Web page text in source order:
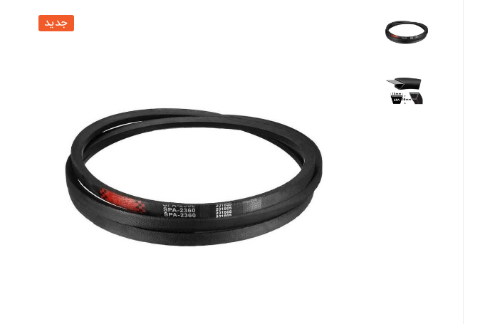
جدید